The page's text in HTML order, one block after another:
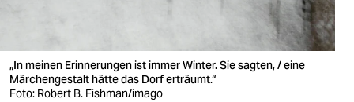
shop
fragen & hilfe
„In meinen Erinnerungen ist immer Winter. Sie sagten, / eine
Märchengestalt hätte das Dorf erträumt.“
Foto: Robert B. Fishman/imago